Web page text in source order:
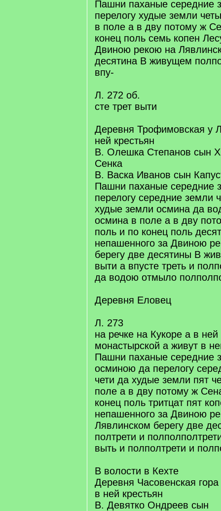
Пашни паханые середние
перелогу худые земли
в поле а в дву потому ж
конец поль семь копен
Двиною рекою на
десятина В живущем
впу-
Л. 272 об.
сте трет выти
Деревня Трофимовская у
ней крестьян
В. Олешка Степанов сын
Сенка
В. Васка Иванов сын
Пашни паханые середние
перелогу середние земли
худые земли осмина да
осмина в поле а в дву
поль и по конец поль
непашенного за Двиною
берегу две десятины В
выти а впусте треть и
да водою отмыло
Деревня Еловец
Л. 273
на речке на Кукоре а в
монастырской а живут в
Пашни паханые середние
осминою да перелогу
чети да худые земли пят
поле а в дву потому ж
конец поль тритцат пят
непашенного за Двиною
Лявлинском берегу две
полтрети и
выть и полполтрети и
В волости в Кехте
Деревня Часовенская
в ней крестьян
В. Девятко Ондреев сын